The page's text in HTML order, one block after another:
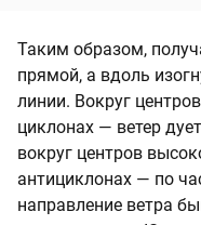
Таким образом,
прямой, а вдоль
линии. Вокруг
циклонах — ветер
вокруг центров
антициклонах — по
направление ветра